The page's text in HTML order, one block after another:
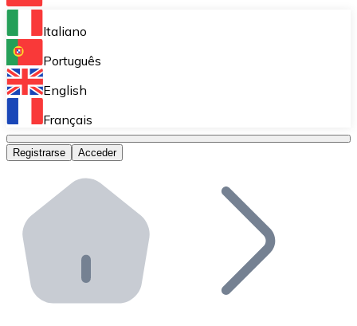
Bitnovo Ramp
Integra nuestra solución en tu plataforma.
Bitnovo Giftcards
Bitnovo OTC
Bitnovo ATM
Integra un ATM Bitnovo en tu negocio y permite que
Bitnovo API
Integra nuestra API en tu ecosistema.
Italiano
Português
English
Français
Registrarse Acceder